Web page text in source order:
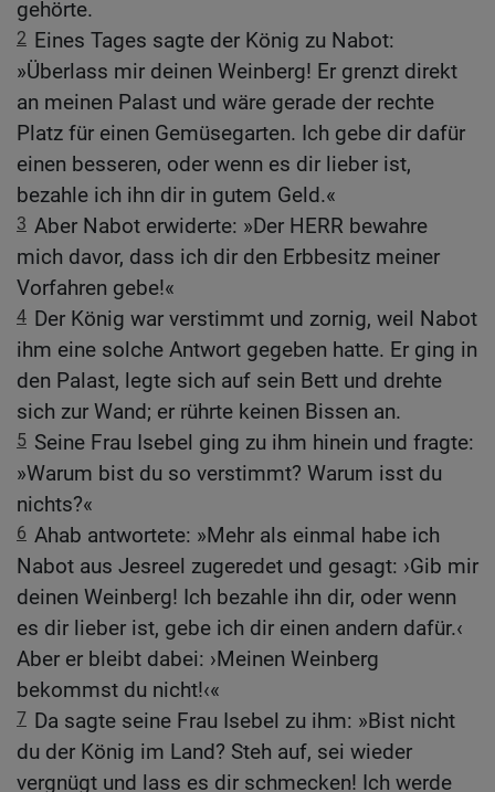
gehörte.
2 Eines Tages sagte der König zu Nabot:
»Überlass mir deinen Weinberg! Er grenzt direkt
an meinen Palast und wäre gerade der rechte
Platz für einen Gemüsegarten. Ich gebe dir dafür
einen besseren, oder wenn es dir lieber ist,
bezahle ich ihn dir in gutem Geld.«
3 Aber Nabot erwiderte: »Der HERR bewahre
mich davor, dass ich dir den Erbbesitz meiner
Vorfahren gebe!«
4 Der König war verstimmt und zornig, weil Nabot
ihm eine solche Antwort gegeben hatte. Er ging in
den Palast, legte sich auf sein Bett und drehte
sich zur Wand; er rührte keinen Bissen an.
5 Seine Frau Isebel ging zu ihm hinein und fragte:
»Warum bist du so verstimmt? Warum isst du
nichts?«
6 Ahab antwortete: »Mehr als einmal habe ich
Nabot aus Jesreel zugeredet und gesagt: ›Gib mir
deinen Weinberg! Ich bezahle ihn dir, oder wenn
es dir lieber ist, gebe ich dir einen andern dafür.‹
Aber er bleibt dabei: ›Meinen Weinberg
bekommst du nicht!‹«
7 Da sagte seine Frau Isebel zu ihm: »Bist nicht
du der König im Land? Steh auf, sei wieder
vergnügt und lass es dir schmecken! Ich werde